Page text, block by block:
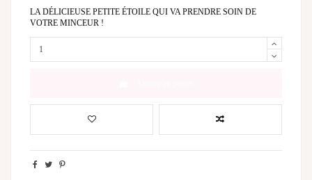
LA DÉLICIEUSE PETITE ÉTOILE QUI VA PRENDRE SOIN DE
VOTRE MINCEUR !